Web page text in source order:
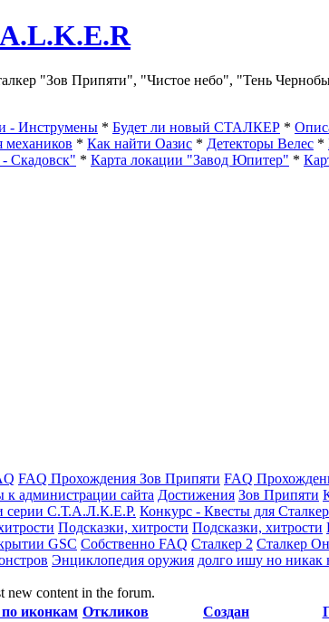
"Зов Припяти", "Чистое небо", "Тень
- Инструмены * Будет ли новый СТАЛКЕР *
механиков * Как найти Оазис * Детекторы Велес *
Скадовск" * Карта локации "Завод Юпитер" *
FAQ Прохождения Зов Припяти FAQ
к администрации сайта Достижения Зов Припяти
серии С.Т.А.Л.К.Е.Р. Конкурс - Квесты для
Подсказки, хитрости Подсказки, хитрости
GSC Собственно FAQ Сталкер 2 Сталкер
Энциклопедия оружия долго ишу но никак
new content in the forum.
Откликов Создан